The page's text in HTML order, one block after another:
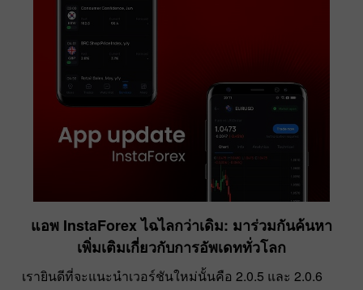
โอลิมปิกฤดูหนาว 2022
แอพ InstaForex ไฉไลกว่าเดิม: มาร่วมกันค้นหา
เพิ่มเติมเกี่ยวกับการอัพเดททั่วโลก
เรายินดีที่จะแนะนำเวอร์ชันใหม่นั้นคือ 2.0.5 และ 2.0.6